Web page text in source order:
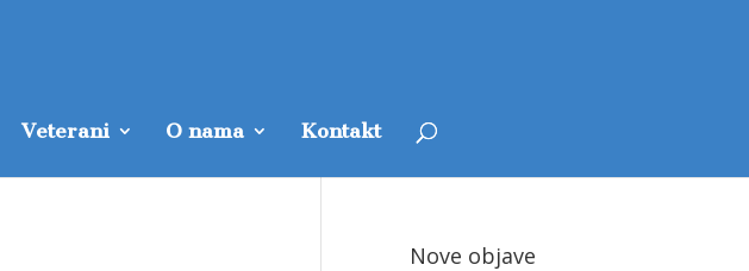
Veterani O nama Kontakt
Nove objave